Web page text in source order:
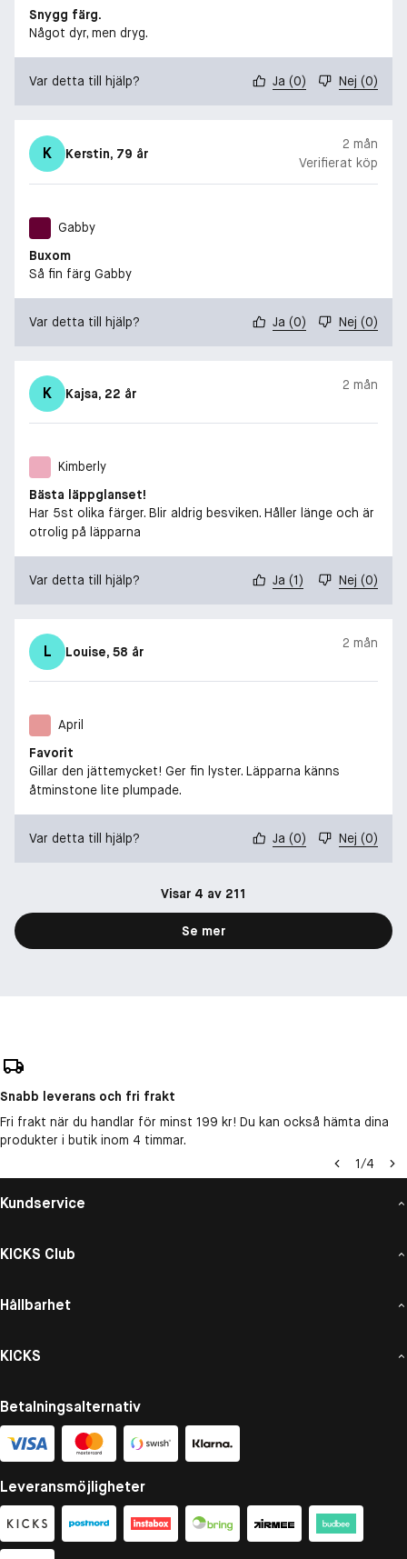
Snygg färg.
Något dyr, men dryg.
Var detta till hjälp? Ja (0) Nej (0)
K Kerstin, 79 år
2 mån
Verifierat köp
Gabby
Buxom
Så fin färg Gabby
Var detta till hjälp? Ja (0) Nej (0)
K Kajsa, 22 år
2 mån
Kimberly
Bästa läppglanset!
Har 5st olika färger. Blir aldrig besviken. Håller länge och är
otrolig på läpparna
Var detta till hjälp? Ja (1) Nej (0)
L Louise, 58 år
2 mån
April
Favorit
Gillar den jättemycket! Ger fin lyster. Läpparna känns
åtminstone lite plumpade.
Var detta till hjälp? Ja (0) Nej (0)
Visar 4 av 211
Se mer
Snabb leverans och fri frakt
Fri frakt när du handlar för minst 199 kr! Du kan också hämta dina
produkter i butik inom 4 timmar.
1/4
Kundservice
KICKS Club
Hållbarhet
KICKS
Betalningsalternativ
Leveransmöjligheter